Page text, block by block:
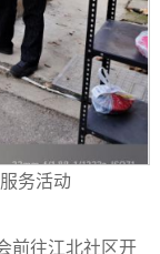
务活动
前往江北社区开